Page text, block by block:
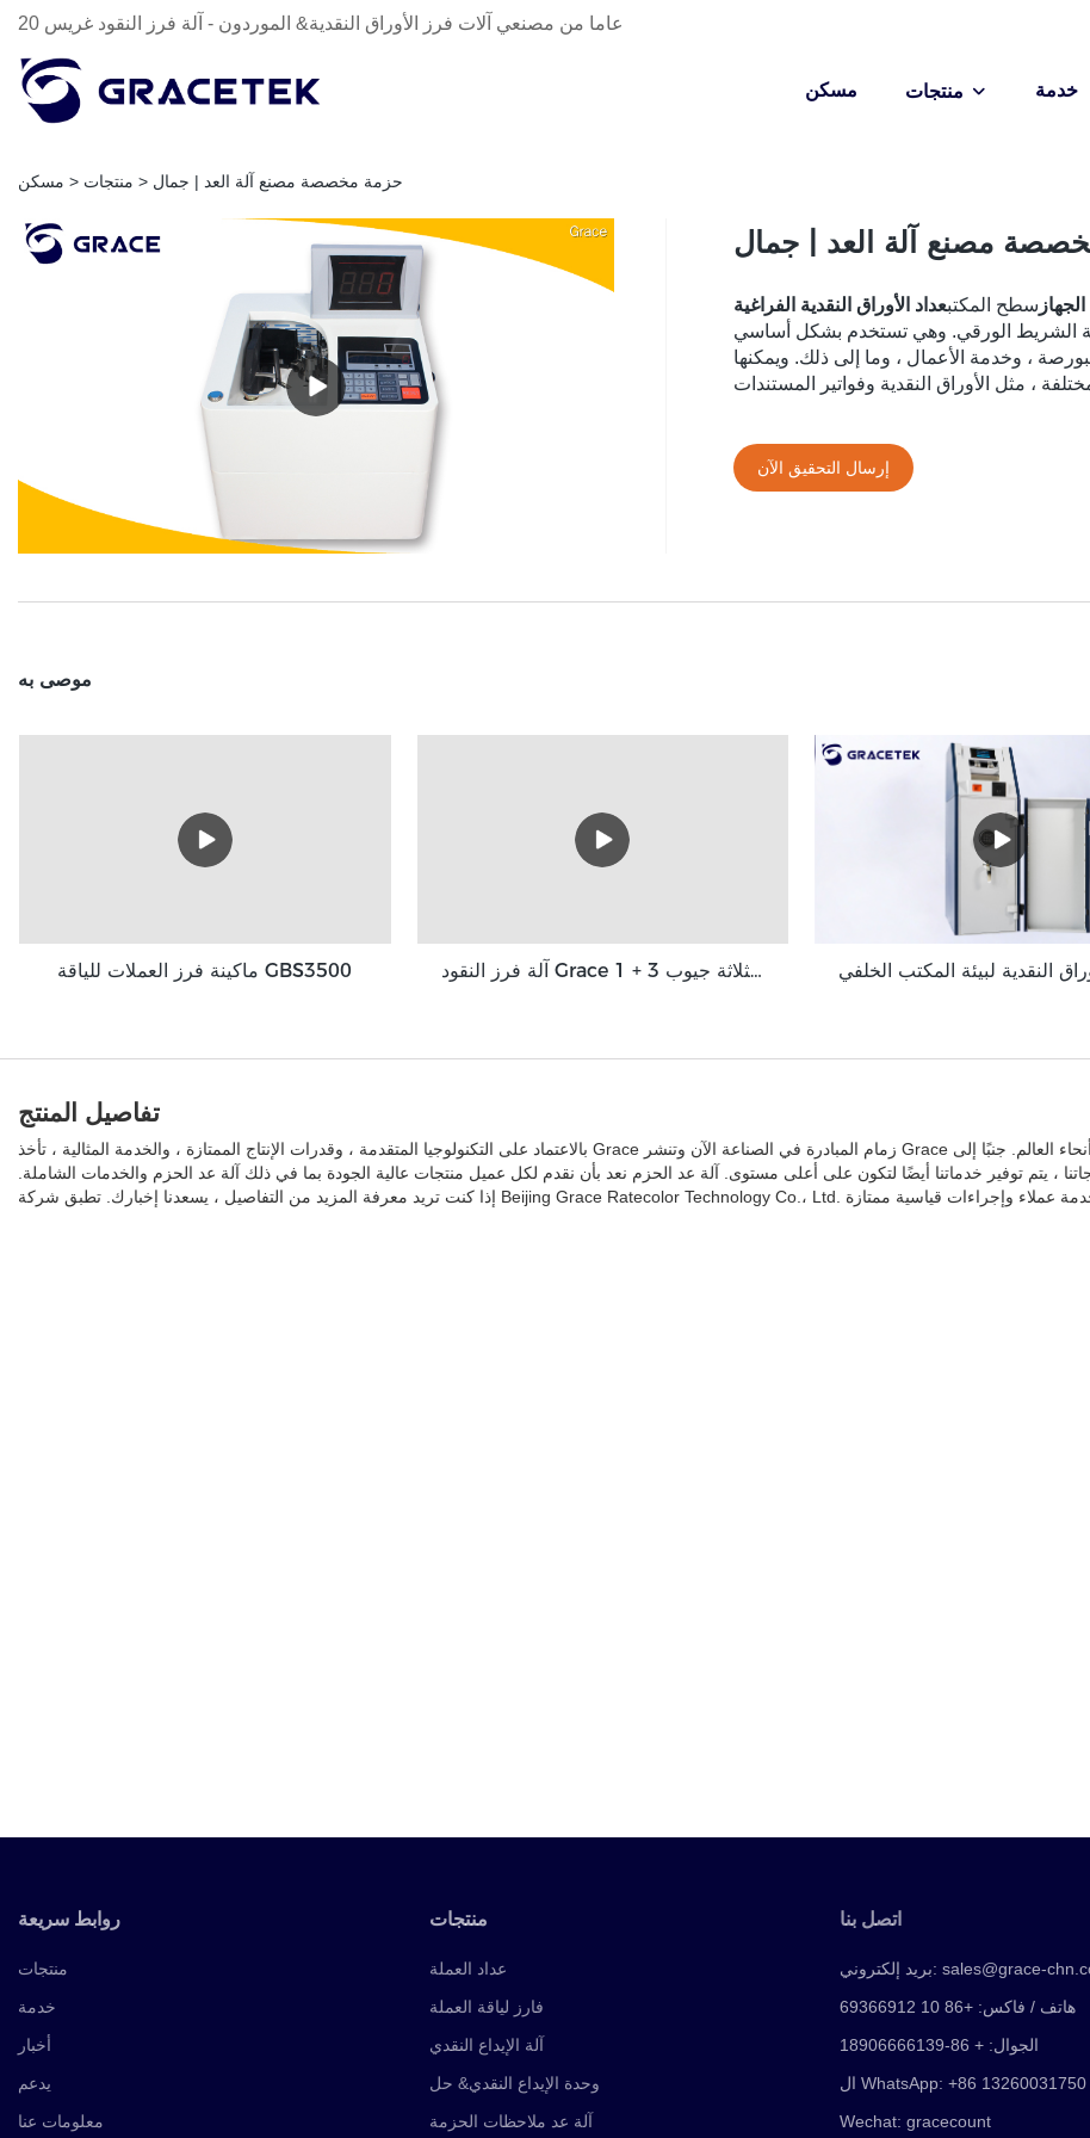
20 عاما من مصنعي آلات فرز الأوراق النقدية& الموردون - آلة فرز النقود غريس
مسكن منتجات خدمة
مسكن > منتجات > حزمة مخصصة مصنع آلة العد | جمال
مصنع آلة العد | جمال
سطح المكتبعداد الأوراق النقدية الفراغية
الشريط الورقي. وهي تستخدم بشكل أساسي
، وخدمة الأعمال ، وما إلى ذلك. ويمكنها
إرسال التحقيق الآن
موصى به
ماكينة فرز العملات للياقة GBS3500 آلة فرز النقود Grace بثلاثة جيوب 3 + 1 Pocket Grace GT-31
تفاصيل المنتج
بالاعتماد على التكنولوجيا المتقدمة ، وقدرات الإنتاج الممتازة ، والخدمة المثالية ، تأخذ Grace زمام المبادرة في الصناعة الآن وتنشر Grace في جميع أنحاء العالم. جنبًا إلى
، يتم توفير خدماتنا أيضًا لتكون على أعلى مستوى. آلة عد الحزم نعد بأن نقدم لكل عميل منتجات عالية الجودة بما في ذلك آلة عد الحزم والخدمات الشاملة.
روابط سريعة
منتجات
خدمة
أخبار
يدعم
معلومات عنا
منتجات
عداد العملة
فارز لياقة العملة
آلة الإيداع النقدي
وحدة الإيداع النقدي& حل
آلة عد ملاحظات الحزمة
اتصل بنا
بريد إلكتروني:sales@grace-
هاتف / فاكس: +86 10 69366912
الجوال: + 86-18906666139
ال WhatsApp: +86 13260031750
Wechat: gracecount